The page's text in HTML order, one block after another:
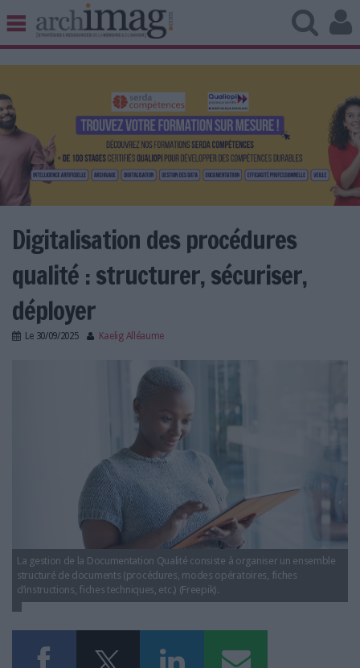
BIBLIOTHÈQUE ÉDITION
UNIVERS DATA
TRAVAIL COLLABORATIF
VIE NUMÉRIQUE
NUMÉRIQUE RESPONSABLE
LES DOSSIERS
LES NEWSLETTERS
LE MAGAZINE
L'ANNUAIRE DES ACTEURS
LES LIVRES BLANCS
LES SUPPLÉMENTS
Digitalisation des procédures
qualité : structurer, sécuriser,
déployer
Le 30/09/2025 Kaelig Alléaume
digitalisation-procedures-qualite-structurer-
securiser-deployer.jpg
La gestion de la Documentation Qualité consiste à organiser un ensemble
structuré de documents (procédures, modes opératoires, fiches
d’instructions, fiches techniques, etc.) (Freepik).